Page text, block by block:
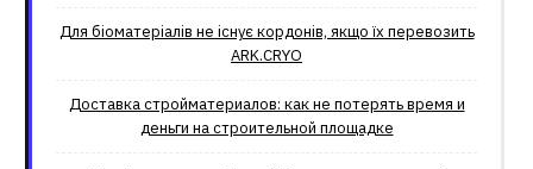
Для біоматеріалів не існує кордонів, якщо їх перевозить
ARK.CRYO
Доставка стройматериалов: как не потерять время и
деньги на строительной площадке